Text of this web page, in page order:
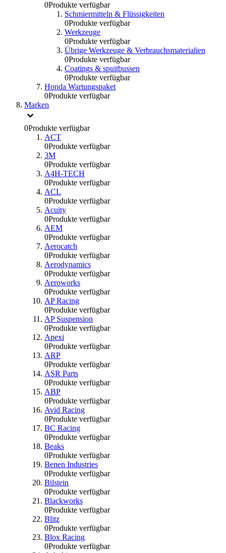
0Produkte verfügbar
Schmiermitteln & Flüssigkeiten
0Produkte verfügbar
Werkzeuge
0Produkte verfügbar
Übrige Werkzeuge & Verbrauchsmaterialien
0Produkte verfügbar
Coatings & spuitbussen
0Produkte verfügbar
Honda Wartungspaket
0Produkte verfügbar
Marken
0Produkte verfügbar
ACT
0Produkte verfügbar
3M
0Produkte verfügbar
A4H-TECH
0Produkte verfügbar
ACL
0Produkte verfügbar
Acuity
0Produkte verfügbar
AEM
0Produkte verfügbar
Aerocatch
0Produkte verfügbar
Aerodynamics
0Produkte verfügbar
Aeroworks
0Produkte verfügbar
AP Racing
0Produkte verfügbar
AP Suspension
0Produkte verfügbar
Apexi
0Produkte verfügbar
ARP
0Produkte verfügbar
ASR Parts
0Produkte verfügbar
ABP
0Produkte verfügbar
Avid Racing
0Produkte verfügbar
BC Racing
0Produkte verfügbar
Beaks
0Produkte verfügbar
Benen Industries
0Produkte verfügbar
Bilstein
0Produkte verfügbar
Blackworks
0Produkte verfügbar
Blitz
0Produkte verfügbar
Blox Racing
0Produkte verfügbar